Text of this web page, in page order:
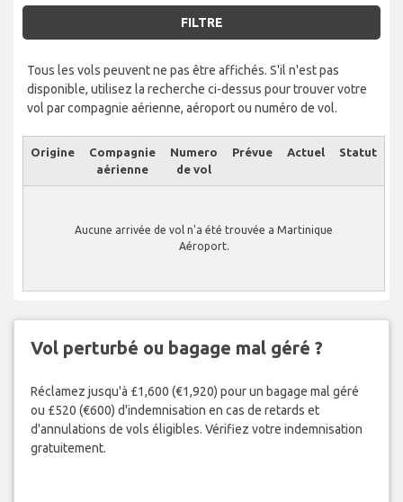
FILTRE
Tous les vols peuvent ne pas être affichés. S'il n'est pas
disponible, utilisez la recherche ci-dessus pour trouver votre
vol par compagnie aérienne, aéroport ou numéro de vol.
Origine
Compagnie
aérienne
Numero
de vol
Prévue Actuel Statut
Aucune arrivée de vol n'a été trouvée a Martinique
Aéroport.
Vol perturbé ou bagage mal géré ?
Réclamez jusqu'à £1,600 (€1,920) pour un bagage mal géré
ou £520 (€600) d'indemnisation en cas de retards et
d'annulations de vols éligibles. Vérifiez votre indemnisation
gratuitement.